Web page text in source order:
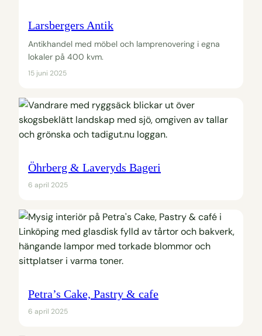
Larsbergers Antik
Antikhandel med möbel och lamprenovering i egna
lokaler på 400 kvm.
15 juni 2025
Öhrberg & Laveryds Bageri
6 april 2025
Petra’s Cake, Pastry & cafe
6 april 2025